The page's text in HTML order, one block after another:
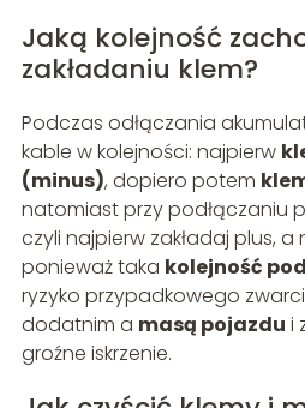
Jaką kolejność
zakładaniu klem?
Podczas odłączania
kable w kolejności: najpierw
(minus), dopiero potem
natomiast przy podłączaniu
czyli najpierw zakładaj plus, a
ponieważ taka kolejność
ryzyko przypadkowego
dodatnim a masą pojazdu i
groźne iskrzenie.